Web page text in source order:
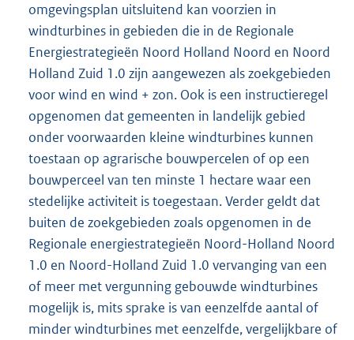
omgevingsplan uitsluitend kan voorzien in
windturbines in gebieden die in de Regionale
Energiestrategieën Noord Holland Noord en Noord
Holland Zuid 1.0 zijn aangewezen als zoekgebieden
voor wind en wind + zon. Ook is een instructieregel
opgenomen dat gemeenten in landelijk gebied
onder voorwaarden kleine windturbines kunnen
toestaan op agrarische bouwpercelen of op een
bouwperceel van ten minste 1 hectare waar een
stedelijke activiteit is toegestaan. Verder geldt dat
buiten de zoekgebieden zoals opgenomen in de
Regionale energiestrategieën Noord-Holland Noord
1.0 en Noord-Holland Zuid 1.0 vervanging van een
of meer met vergunning gebouwde windturbines
mogelijk is, mits sprake is van eenzelfde aantal of
minder windturbines met eenzelfde, vergelijkbare of